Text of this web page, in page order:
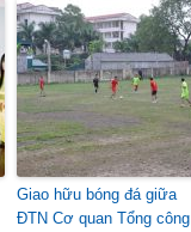
Giao hữu bóng đá giữa
ĐTN Cơ quan Tổng công